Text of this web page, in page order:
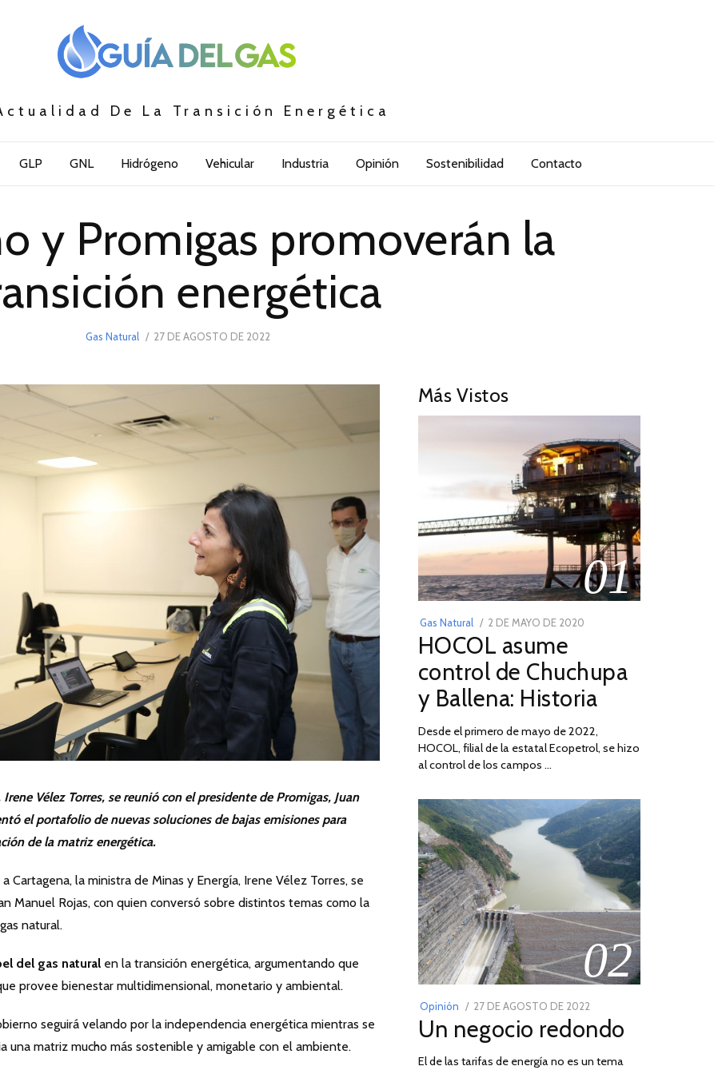
De La Transición Energética
GLP GNL Hidrógeno Vehicular Industria Opinión Sostenibilidad Contacto
y Promigas promoverán la
energética
Gas Natural
POSTED
27 DE AGOSTO DE 202231
Vélez Torres, se reunió con el presidente de Promigas, Juan
el portafolio de nuevas soluciones de bajas emisiones para
de la matriz energética.
Cartagena, la ministra de Minas y Energía, Irene Vélez Torres, se
Manuel Rojas, con quien conversó sobre distintos temas como la
natural.
del gas natural en la transición energética, argumentando que
provee bienestar multidimensional, monetario y ambiental.
seguirá velando por la independencia energética mientras se
una matriz mucho más sostenible y amigable con el ambiente.
Más Vistos
01
Gas Natural
POSTED
ON
2 DE MAYO DE 2020
DE
2026
HOCOL asume
control de Chuchupa
y Ballena: Historia
Desde el primero de mayo de 2022,
HOCOL, filial de la estatal Ecopetrol, se hizo
al control de los campos …
02
Opinión
POSTED
ON
27 DE AGOSTO DE 2022
DE
DE
Un negocio redondo
El de las tarifas de energía no es un tema